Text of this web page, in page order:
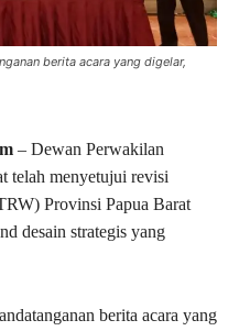
berita acara yang digelar,
– Dewan Perwakilan
telah menyetujui revisi
Provinsi Papua Barat
desain strategis yang
berita acara yang